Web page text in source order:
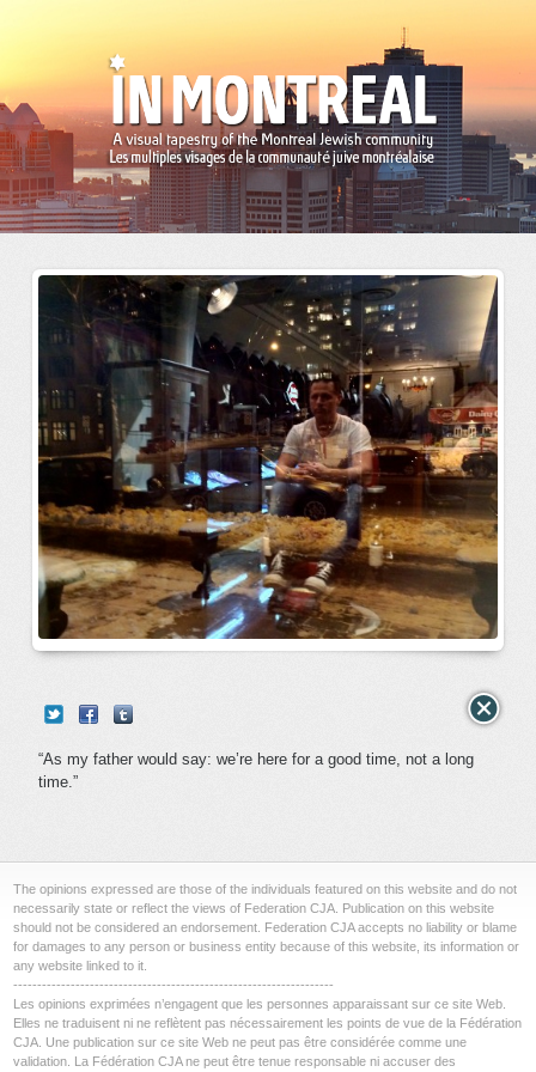
“As my father would say: we’re here for a good time, not a long
time.”
The opinions expressed are those of the individuals featured on this website and do not
necessarily state or reflect the views of Federation CJA. Publication on this website
should not be considered an endorsement. Federation CJA accepts no liability or blame
for damages to any person or business entity because of this website, its information or
any website linked to it.
-------------------------------------------------------------------
Les opinions exprimées n’engagent que les personnes apparaissant sur ce site Web.
Elles ne traduisent ni ne reflètent pas nécessairement les points de vue de la Fédération
CJA. Une publication sur ce site Web ne peut pas être considérée comme une
validation. La Fédération CJA ne peut être tenue responsable ni accuser des